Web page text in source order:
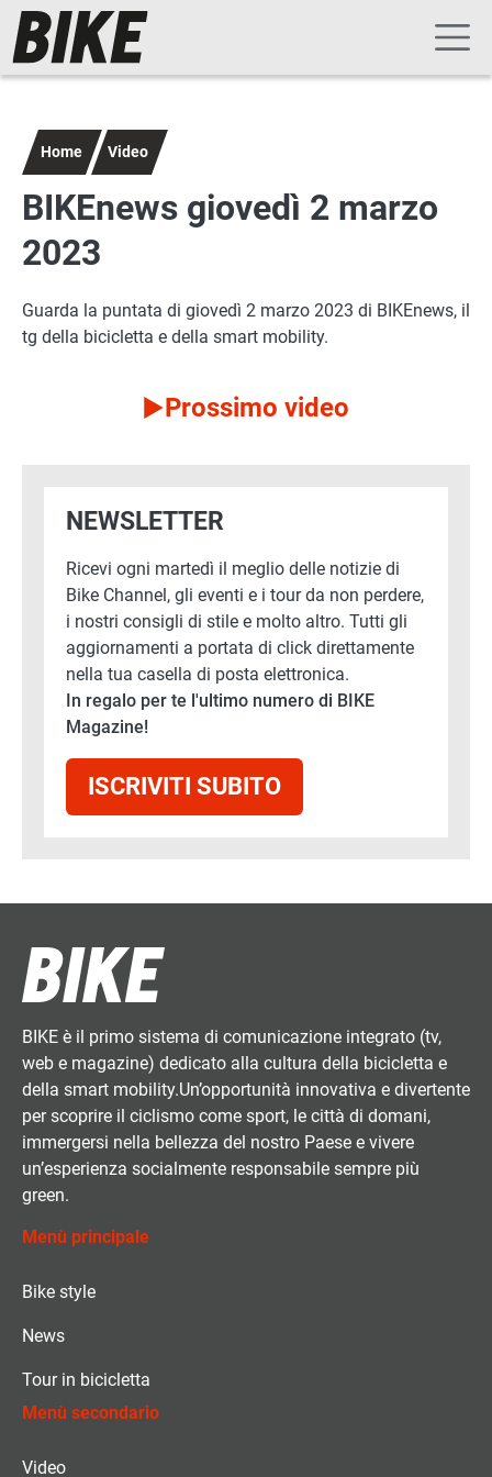
Salta al contenuto principale
Navigazione principale
Home Video
BIKEnews giovedì 2 marzo
2023
Guarda la puntata di giovedì 2 marzo 2023 di BIKEnews, il
tg della bicicletta e della smart mobility.
Prossimo video
NEWSLETTER
Ricevi ogni martedì il meglio delle notizie di
Bike Channel, gli eventi e i tour da non perdere,
i nostri consigli di stile e molto altro. Tutti gli
aggiornamenti a portata di click direttamente
nella tua casella di posta elettronica.
In regalo per te l'ultimo numero di BIKE
Magazine!
ISCRIVITI SUBITO
BIKE è il primo sistema di comunicazione integrato (tv,
web e magazine) dedicato alla cultura della bicicletta e
della smart mobility.Un’opportunità innovativa e divertente
per scoprire il ciclismo come sport, le città di domani,
immergersi nella bellezza del nostro Paese e vivere
un’esperienza socialmente responsabile sempre più
green.
Menù principale
Bike style
News
Tour in bicicletta
Menù secondario
Video